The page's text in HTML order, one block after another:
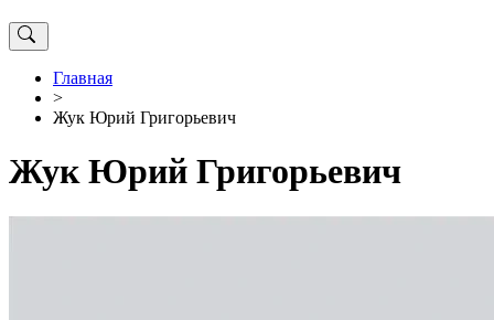
Главная
>
Жук Юрий Григорьевич
Жук Юрий Григорьевич